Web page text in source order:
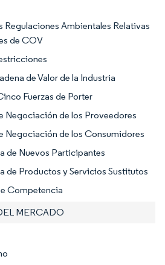
Regulaciones Ambientales Relativas
de COV
de Valor de la Industria
Fuerzas de Porter
Negociación de los Proveedores
Negociación de los Consumidores
de Nuevos Participantes
de Productos y Servicios Sustitutos
Competencia
MERCADO